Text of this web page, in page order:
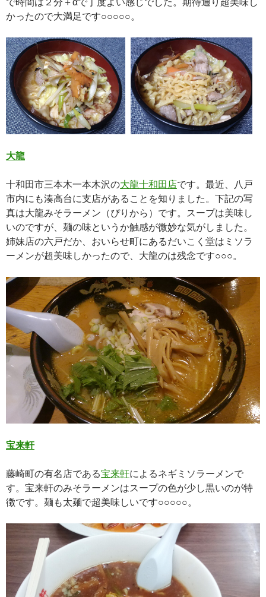
かったので大満足です○○○○○。
大龍
十和田市三本木一本木沢の大龍十和田店です。最近、八戸
市内にも湊高台に支店があることを知りました。下記の写
真は大龍みそラーメン（ぴりから）です。スープは美味し
いのですが、麺の味というか触感が微妙な気がしました。
姉妹店の六戸だか、おいらせ町にあるだいこく堂はミソラ
ーメンが超美味しかったので、大龍のは残念です○○○。
宝来軒
藤崎町の有名店である宝来軒によるネギミソラーメンで
す。宝来軒のみそラーメンはスープの色が少し黒いのが特
徴です。麺も太麺で超美味しいです○○○○○。